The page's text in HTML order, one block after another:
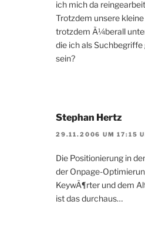
ich mich da
Trotzdem unsere
trotzdem Ã¼berall
die ich als
sein?
Stephan Hertz
29.11.2006 UM 17:15
Die Positionierung in
der Onpage-
KeywÃ¶rter und dem
ist das durchaus…